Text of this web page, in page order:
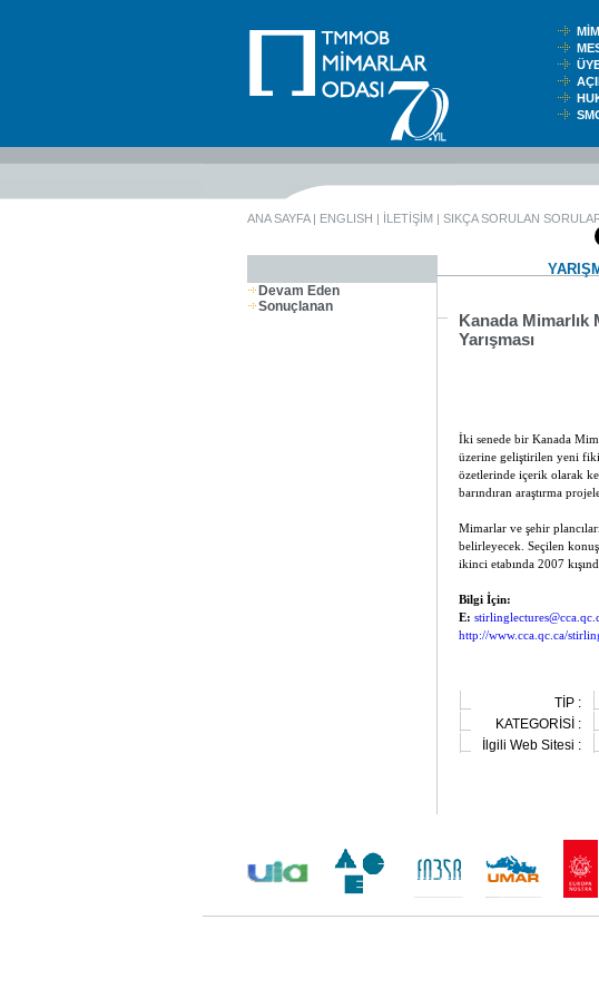
ANA SAYFA| ENGLISH | İLETİŞİM | SIKÇA SORULAN
Devam Eden
Sonuçlanan
Kanada Mimarlık
Yarışması
İki senede bir Kanada
üzerine geliştirilen yeni
özetlerinde içerik olarak
barındıran araştırma
Mimarlar ve şehir
belirleyecek. Seçilen
ikinci etabında 2007
Bilgi İçin:
E:
http://www.cca.qc.ca/
TİP :
KATEGORİSİ :
İlgili Web Sitesi :